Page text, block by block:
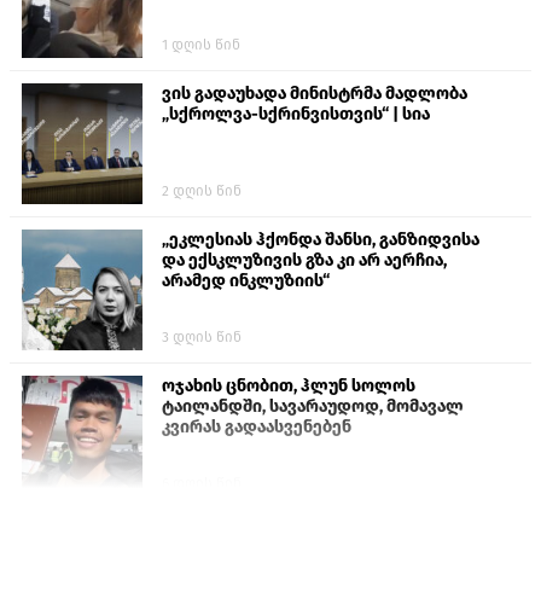
1 დღის წინ
ვის გადაუხადა მინისტრმა მადლობა
„სქროლვა-სქრინვისთვის“ | სია
2 დღის წინ
„ეკლესიას ჰქონდა შანსი, განზიდვისა
და ექსკლუზივის გზა კი არ აერჩია,
არამედ ინკლუზიის“
3 დღის წინ
ოჯახის ცნობით, ჰლუნ სოლოს
ტაილანდში, სავარაუდოდ, მომავალ
კვირას გადაასვენებენ